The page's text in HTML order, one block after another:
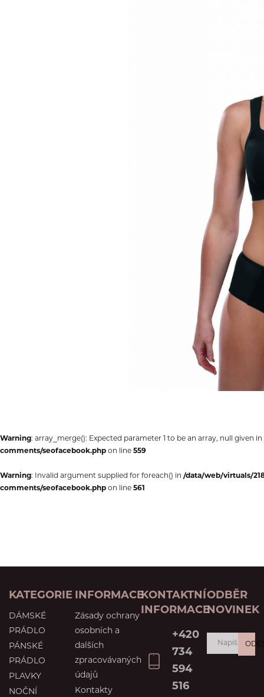
Warning: array_merge(): Expected parameter 1 to be an array, null given in
comments/seofacebook.php on line 559
Warning: Invalid argument supplied for foreach() in /data/web/virtuals/
comments/seofacebook.php on line 561
KATEGORIE
DÁMSKÉ
PRÁDLO
PÁNSKÉ
PRÁDLO
PLAVKY
NOČNÍ
INFORMACE
Zásady ochrany
osobních a
dalších
zpracovávaných
údajů
Kontakty
KONTAKTNÍ
INFORMACE
+420
734
594
516
ODBĚR
NOVINEK